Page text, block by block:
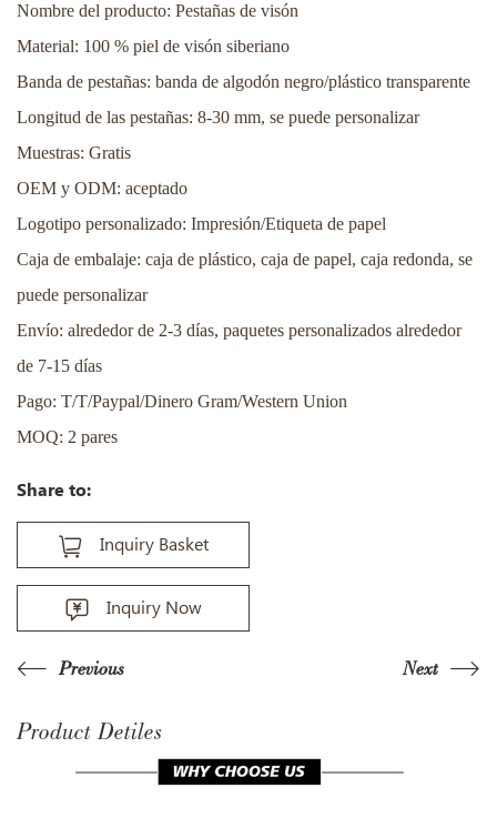
Nombre del producto: Pestañas de visón
Material: 100 % piel de visón siberiano
Banda de pestañas: banda de algodón negro/plástico transparente
Longitud de las pestañas: 8-30 mm, se puede personalizar
Muestras: Gratis
OEM y ODM: aceptado
Logotipo personalizado: Impresión/Etiqueta de papel
Caja de embalaje: caja de plástico, caja de papel, caja redonda, se
puede personalizar
Envío: alrededor de 2-3 días, paquetes personalizados alrededor
de 7-15 días
Pago: T/T/Paypal/Dinero Gram/Western Union
MOQ: 2 pares
Share to:
Inquiry Basket
Inquiry Now
Previous Next
Product Detiles